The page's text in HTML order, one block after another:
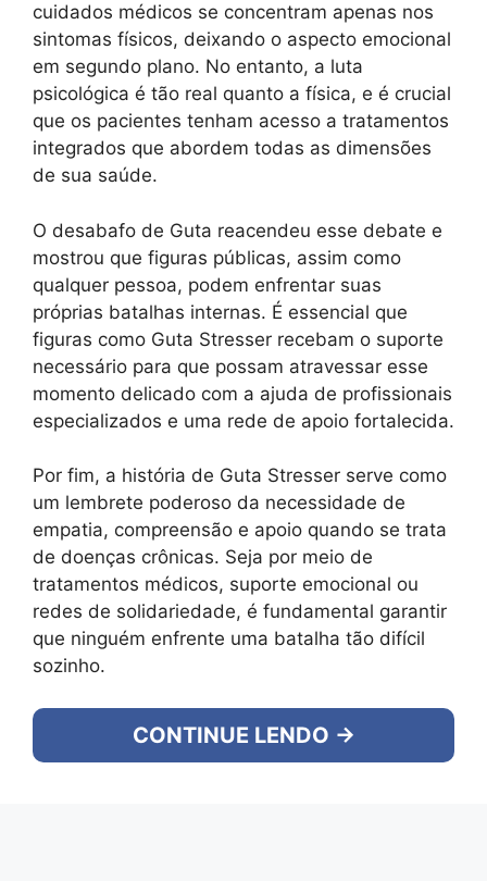
cuidados médicos se concentram apenas nos
sintomas físicos, deixando o aspecto emocional
em segundo plano. No entanto, a luta
psicológica é tão real quanto a física, e é crucial
que os pacientes tenham acesso a tratamentos
integrados que abordem todas as dimensões
de sua saúde.
O desabafo de Guta reacendeu esse debate e
mostrou que figuras públicas, assim como
qualquer pessoa, podem enfrentar suas
próprias batalhas internas. É essencial que
figuras como Guta Stresser recebam o suporte
necessário para que possam atravessar esse
momento delicado com a ajuda de profissionais
especializados e uma rede de apoio fortalecida.
Por fim, a história de Guta Stresser serve como
um lembrete poderoso da necessidade de
empatia, compreensão e apoio quando se trata
de doenças crônicas. Seja por meio de
tratamentos médicos, suporte emocional ou
redes de solidariedade, é fundamental garantir
que ninguém enfrente uma batalha tão difícil
sozinho.
CONTINUE LENDO →